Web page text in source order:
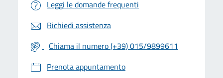
Leggi le domande frequenti
Richiedi assistenza
Chiama il numero (+39) 015/9899611
Prenota appuntamento